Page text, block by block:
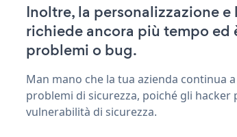
Inoltre, la personalizzazione
richiede ancora più tempo
problemi o bug.
Man mano che la tua azienda continua
problemi di sicurezza, poiché gli
vulnerabilità di sicurezza.